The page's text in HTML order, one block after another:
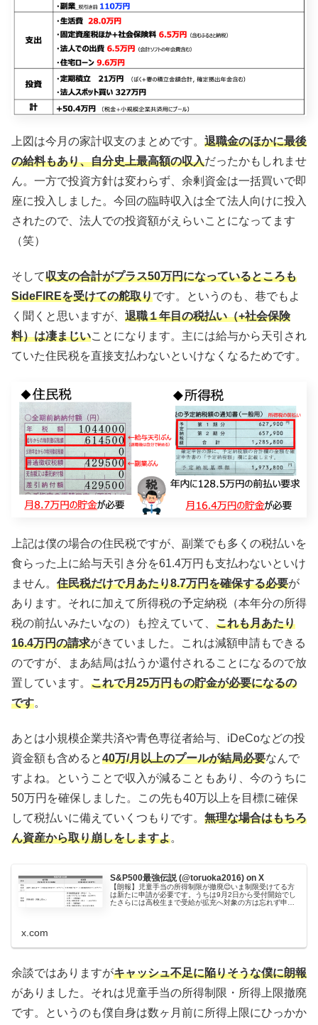
上図は今月の家計収支のまとめです。 退職金のほかに最後
の給料もあり、自分史上最高額の収入だったかもしれませ
ん。一方で投資方針は変わらず、余剰資金は一括買いで即
座に投入しました。今回の臨時収入は全て法人向けに投入
されたので、法人での投資額がえらいことになってます
（笑）
そして収支の合計がプラス50万円になっているところも
SideFIREを受けての舵取りです。というのも、巷でもよ
く聞くと思いますが、 退職１年目の税払い（+社会保険
料）は凄まじいことになります。主には給与から天引され
ていた住民税を直接支払わないといけなくなるためです。
上記は僕の場合の住民税ですが、副業でも多くの税払いを
食らった上に給与天引き分を61.4万円も支払わないといけ
ません。 住民税だけで月あたり8.7万円を確保する必要が
あります。それに加えて所得税の予定納税（本年分の所得
税の前払いみたいなの）も控えていて、 これも月あたり
16.4万円の請求がきていました。これは減額申請もできる
のですが、まあ結局は払うか還付されることになるので放
置しています。 これで月25万円もの貯金が必要になるの
です。
あとは小規模企業共済や青色専従者給与、iDeCoなどの投
資金額も含めると40万/月以上のプールが結局必要なんで
すよね。ということで収入が減ることもあり、今のうちに
50万円を確保しました。この先も40万以上を目標に確保
して税払いに備えていくつもりです。 無理な場合はもちろ
ん資産から取り崩しをしますよ。
S&P500最強伝説 (@toruoka2016) on X
【朗報】児童手当の所得制限が撤廃😊いま制限受けてる方
は新たに申請が必要です。うちは9月2日から受付開始でし
たさらには高校生まで受給が拡充へ対象の方は忘れず申請
x.com
余談ではありますがキャッシュ不足に陥りそうな僕に朗報
がありました。それは児童手当の所得制限・所得上限撤廃
です。というのも僕自身は数ヶ月前に所得上限にひっかか